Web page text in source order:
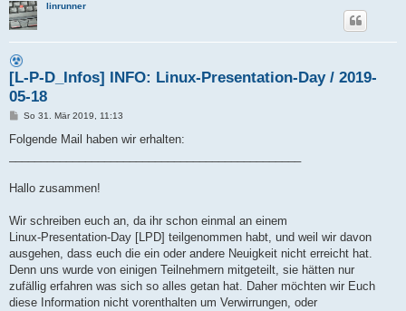
linrunner
[L-P-D_Infos] INFO: Linux-Presentation-Day / 2019-
05-18
B
i
So 31. Mär 2019, 11:13
Folgende Mail haben wir erhalten:
Hallo zusammen!
Wir schreiben euch an, da ihr schon einmal an einem
Linux-Presentation-Day [LPD] teilgenommen habt, und weil wir davon
ausgehen, dass euch die ein oder andere Neuigkeit nicht erreicht hat.
Denn uns wurde von einigen Teilnehmern mitgeteilt, sie hätten nur
zufällig erfahren was sich so alles getan hat. Daher möchten wir Euch
diese Information nicht vorenthalten um Verwirrungen, oder